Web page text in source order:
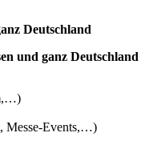
Deutschland
und ganz Deutschland
Messe-Events,…)